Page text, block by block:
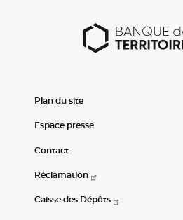
Plan du site
Espace presse
Contact
Réclamation
Caisse des Dépôts